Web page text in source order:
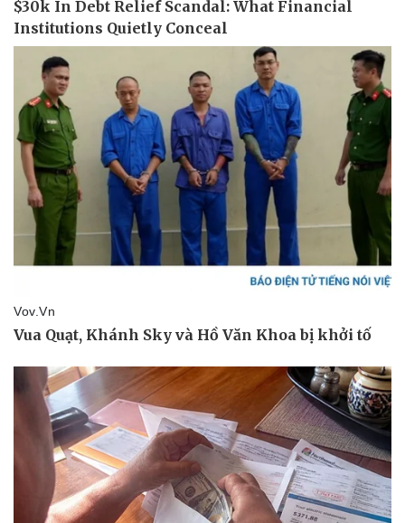
Bóng đá
Lịch thi đấu bóng đá
Thế giới thể thao
eSports
Hậu trường
Ô tô
Xe máy
Tư vấn